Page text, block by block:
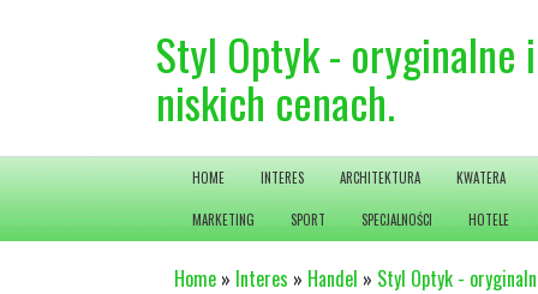
Styl Optyk - oryginalne
niskich cenach.
HOME INTERES ARCHITEKTURA KWATERA
MARKETING SPORT SPECJALNOŚCI HOTELE
Home » Interes » Handel » Styl Optyk -